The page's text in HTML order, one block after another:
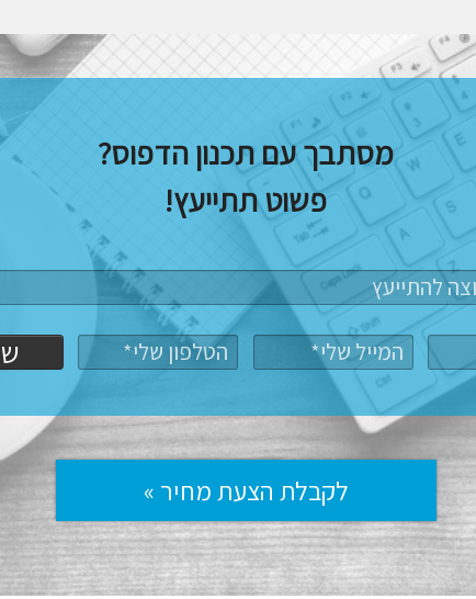
מסתבך עם תכנון הדפוס?
פשוט תתייעץ!
לקבלת הצעת מחיר »